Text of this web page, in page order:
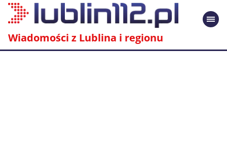
Wiadomości z Lublina i regionu